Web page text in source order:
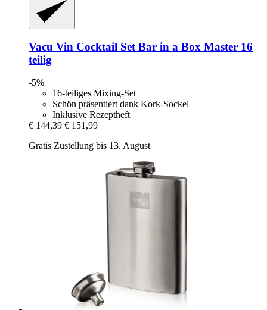
Vacu Vin Cocktail Set Bar in a Box Master 16
teilig
-5%
16-teiliges Mixing-Set
Schön präsentiert dank Kork-Sockel
Inklusive Rezeptheft
€ 144,39 € 151,99
Gratis Zustellung bis 13. August